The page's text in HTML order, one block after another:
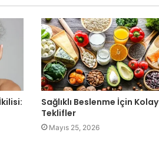
Sağlıklı Beslenme İçin Kolay
Teklifler
Mayıs 25, 2026